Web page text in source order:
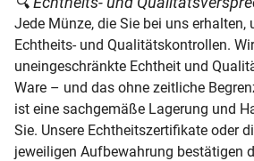
Jede Münze, die Sie bei uns erhalten,
Echtheits- und Qualitätskontrollen.
uneingeschränkte Echtheit und
Ware – und das ohne zeitliche
ist eine sachgemäße Lagerung und
Sie. Unsere Echtheitszertifikate oder
jeweiligen Aufbewahrung bestätigen